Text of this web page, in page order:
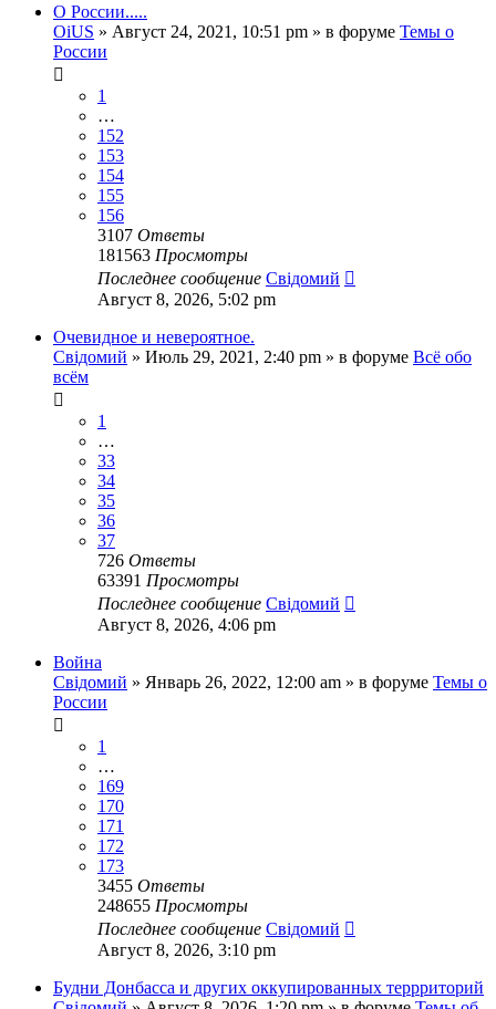
О России.....
OiUS » Август 24, 2021, 10:51 pm » в форуме Темы о
России
1
…
152
153
154
155
156
3107 Ответы
181563 Просмотры
Последнее сообщение Свідомий
Август 8, 2026, 5:02 pm
Очевидное и невероятное.
Свідомий » Июль 29, 2021, 2:40 pm » в форуме Всё обо
всём
1
…
33
34
35
36
37
726 Ответы
63391 Просмотры
Последнее сообщение Свідомий
Август 8, 2026, 4:06 pm
Война
Свідомий » Январь 26, 2022, 12:00 am » в форуме Темы о
России
1
…
169
170
171
172
173
3455 Ответы
248655 Просмотры
Последнее сообщение Свідомий
Август 8, 2026, 3:10 pm
Будни Донбасса и других оккупированных террриторий